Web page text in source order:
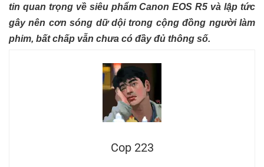
tin quan trọng về siêu phẩm Canon EOS R5 và lập tức
gây nên cơn sóng dữ dội trong cộng đồng người làm
phim, bất chấp vẫn chưa có đầy đủ thông số.
Cop 223